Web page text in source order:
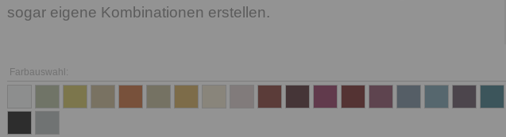
sogar eigene Kombinationen erstellen.
Farbauswahl: